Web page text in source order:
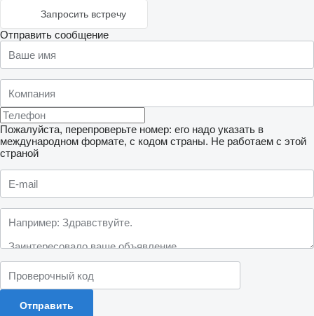
Запросить встречу
Отправить сообщение
Пожалуйста, перепроверьте номер: его надо указать в
международном формате, с кодом страны. Не работаем с этой
страной